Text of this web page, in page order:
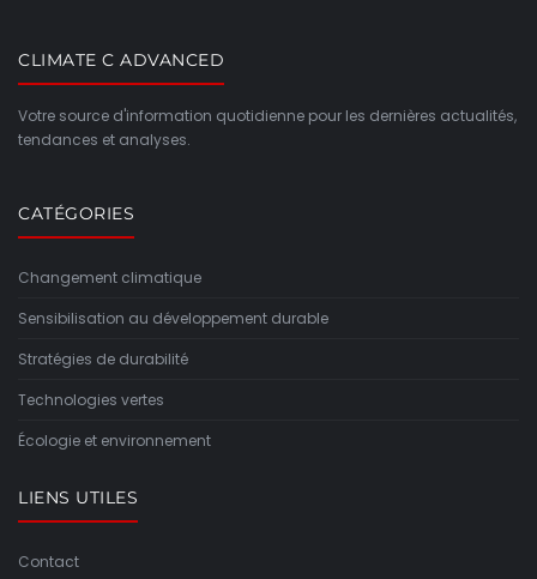
CLIMATE C ADVANCED
Votre source d'information quotidienne pour les dernières actualités,
tendances et analyses.
CATÉGORIES
Changement climatique
Sensibilisation au développement durable
Stratégies de durabilité
Technologies vertes
Écologie et environnement
LIENS UTILES
Contact